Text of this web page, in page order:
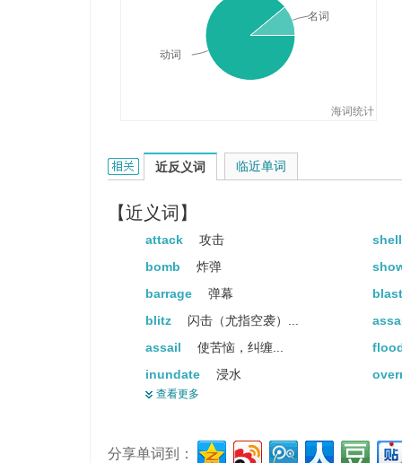
不断攻击连续质问
海词统计
动词
名词
bombard的相关资料：
近反义词
【近义词】
attack 攻击
bomb
炸弹
barrage
弹幕
blitz
闪击（尤指空袭）...
assail
使苦恼，纠缠...
inundate
浸水
overwhelm
open
开着的
查看更多
临近单词
分享单词到：